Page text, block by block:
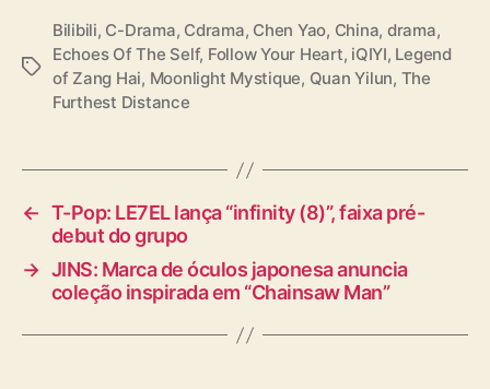
O
f
T
l
T
Bilibili, C-Drama, Cdrama, Chen Yao, China, drama,
Echoes Of The Self, Follow Your Heart, iQIYI, Legend
of Zang Hai, Moonlight Mystique, Quan Yilun, The
Furthest Distance
← T-Pop: LE7EL lança “infinity (8)”, faixa pré-
debut do grupo
→ JINS: Marca de óculos japonesa anuncia
coleção inspirada em “Chainsaw Man”